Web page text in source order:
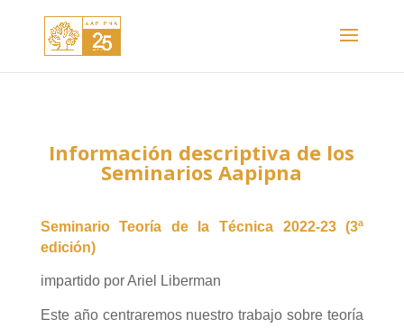
Información descriptiva de los
Seminarios Aapipna
Seminario Teoría de la Técnica 2022-23 (3ª
edición)
impartido por Ariel Liberman
Este año centraremos nuestro trabajo sobre teoría